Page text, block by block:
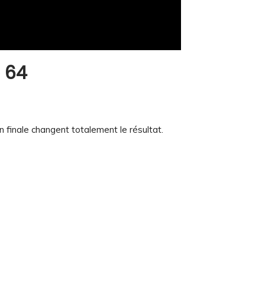
64
finale changent totalement le résultat.